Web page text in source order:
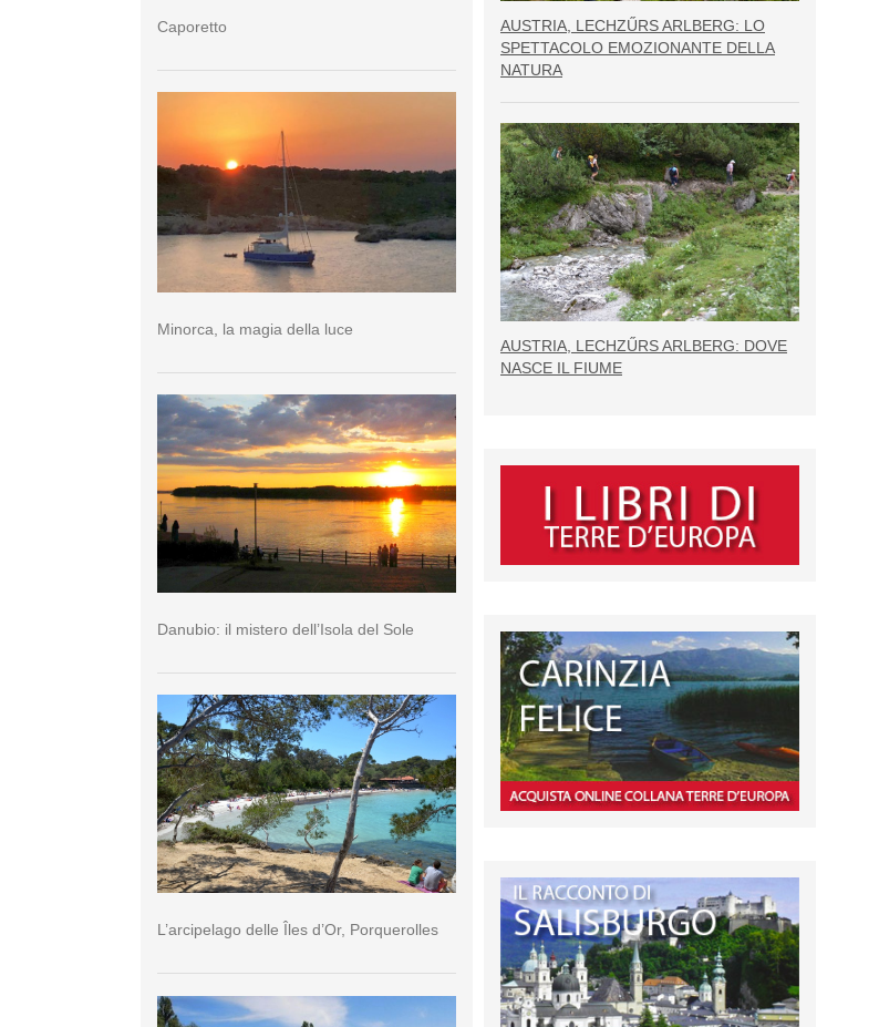
Caporetto
Minorca, la magia della luce
Danubio: il mistero dell’Isola del Sole
L’arcipelago delle Îles d’Or, Porquerolles
AUSTRIA, LECHZŰRS ARLBERG: LO
SPETTACOLO EMOZIONANTE DELLA
NATURA
AUSTRIA, LECHZŰRS ARLBERG: DOVE
NASCE IL FIUME